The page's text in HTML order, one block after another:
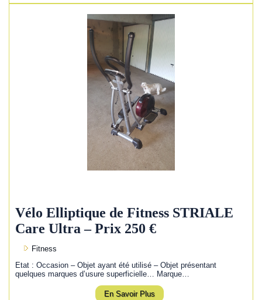
Vélo Elliptique de Fitness STRIALE
Care Ultra – Prix 250 €
Fitness
Etat : Occasion – Objet ayant été utilisé – Objet présentant
quelques marques d’usure superficielle… Marque…
En Savoir Plus